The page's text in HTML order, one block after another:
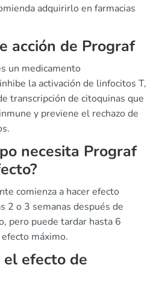
adquirirlo en farmacias
acción de Prograf
un medicamento
la activación de linfocitos T,
transcripción de citoquinas que
y previene el rechazo de
necesita Prograf
comienza a hacer efecto
2 o 3 semanas después de
pero puede tardar hasta 6
máximo.
el efecto de